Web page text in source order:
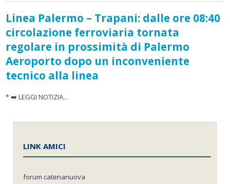
Linea Palermo – Trapani: dalle ore 08:40
circolazione ferroviaria tornata
regolare in prossimità di Palermo
Aeroporto dopo un inconveniente
tecnico alla linea
* ➡️ LEGGI NOTIZIA...
LINK AMICI
forum catenanuova